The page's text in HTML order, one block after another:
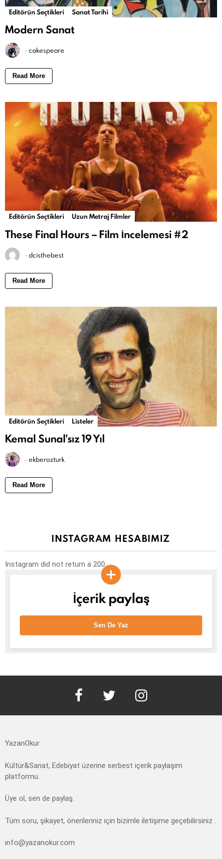
Editörün Seçtikleri Sanat Tarihi
Modern Sanat
-cakespeare
Read More
Editörün Seçtikleri Uzun Metraj Filmler
These Final Hours – Film İncelemesi #2
-dcisthebest
Read More
Editörün Seçtikleri Listeler
Kemal Sunal'sız 19 Yıl
-ekberozturk
Read More
INSTAGRAM HESABIMIZ
Instagram did not return a 200.
İçerik paylaş
Sen De Yaz
YazanOkur
Kültür&Sanat, Edebiyat üzerine serbest içerik paylaşım
platformu.
Üye ol, sen de paylaş.
Tüm soru, şikayet, önerileriniz için bizimle iletişime geçebilirsiniz .
info@yazanokur.com